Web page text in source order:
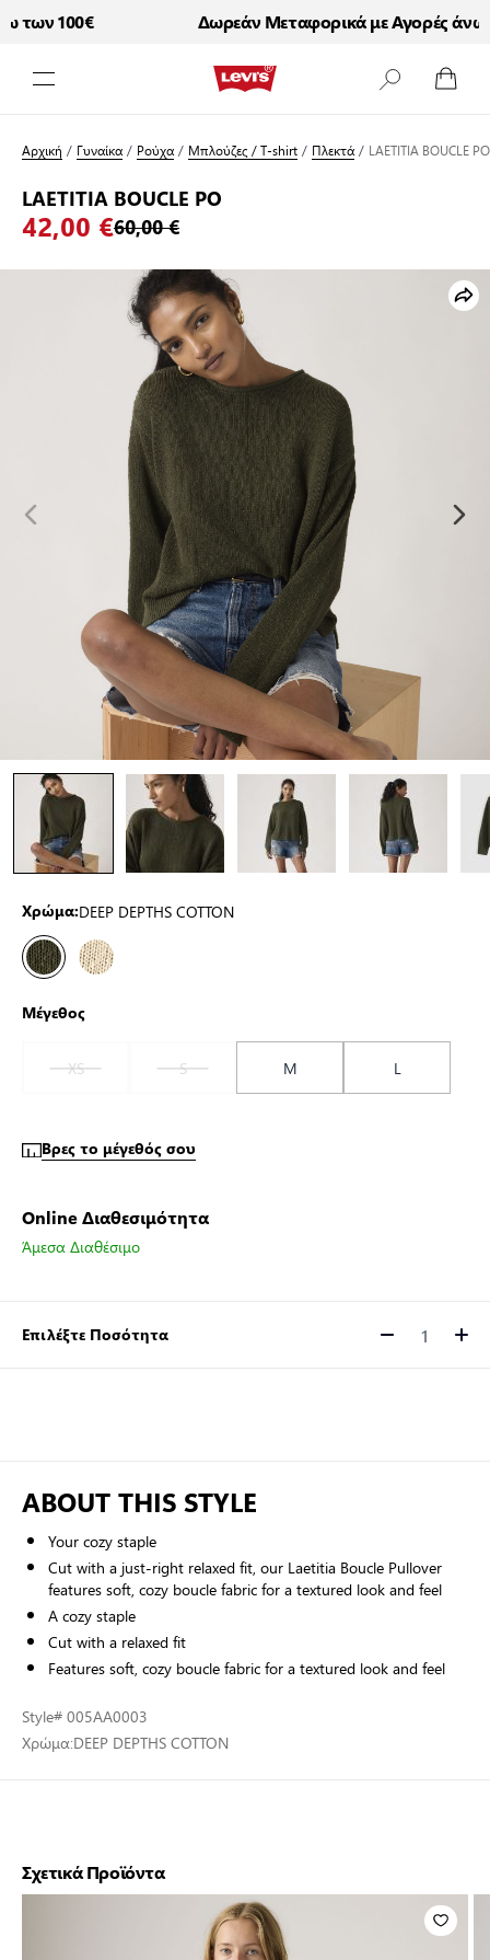
100€ Δωρεάν Μεταφορικά με Αγορές άνω
Αρχική / Γυναίκα/ Ρούχα/ Μπλούζες / T-shirt/ Πλεκτά/ LAETITIA BOUCLE PO
LAETITIA BOUCLE PO
42,00 €60,00 €
Χρώμα:DEEP DEPTHS COTTON
Μέγεθος
XS S M L
Βρες το μέγεθός σου
Online Διαθεσιμότητα
Άμεσα Διαθέσιμο
Επιλέξτε Ποσότητα Ποσότητα
ABOUT THIS STYLE
Your cozy staple
Cut with a just-right relaxed fit, our Laetitia Boucle Pullover
features soft, cozy boucle fabric for a textured look and feel
A cozy staple
Cut with a relaxed fit
Features soft, cozy boucle fabric for a textured look and feel
Style# 005AA0003
Χρώμα:DEEP DEPTHS COTTON
Σχετικά Προϊόντα